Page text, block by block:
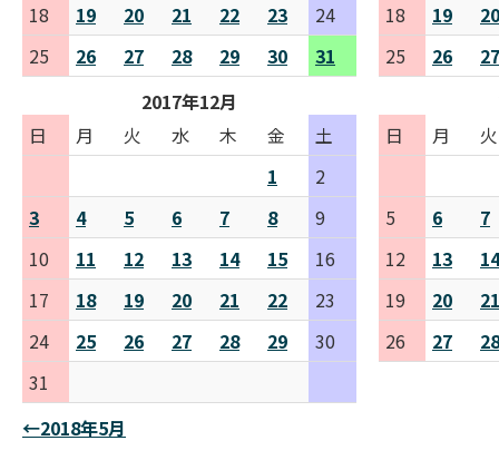
18
19 20 21 22 23
24
25
26 27 28 29 30 31
18
19
20
25
26
27
2017年12月
日
月 火 水 木 金
土
1
2
3
4 5 6 7 8
9
10
11 12 13 14 15
16
17
18 19 20 21 22
23
24
25 26 27 28 29
30
31
日
月 火
5 6
7
12
13
14
19
20
21
26
27 28
←2018年5月